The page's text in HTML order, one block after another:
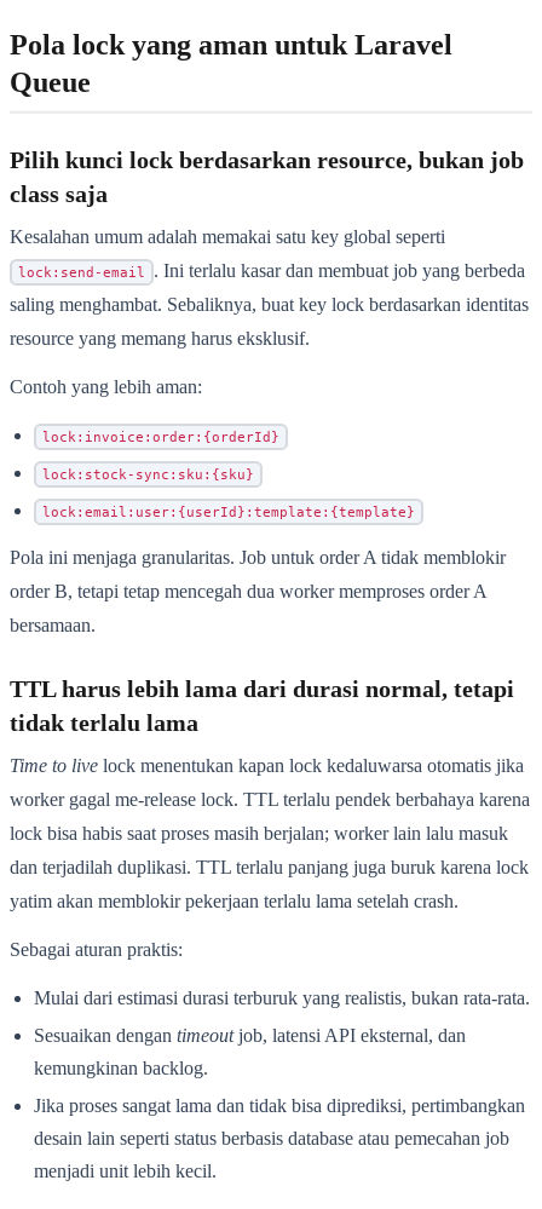
Pola lock yang aman untuk Laravel
Queue
Pilih kunci lock berdasarkan resource, bukan job
class saja
Kesalahan umum adalah memakai satu key global seperti
lock:send-email
. Ini terlalu kasar dan membuat job yang berbeda
saling menghambat. Sebaliknya, buat key lock berdasarkan identitas
resource yang memang harus eksklusif.
Contoh yang lebih aman:
lock:invoice:order:{orderId}
lock:stock-sync:sku:{sku}
lock:email:user:{userId}:template:{template}
Pola ini menjaga granularitas. Job untuk order A tidak memblokir
order B, tetapi tetap mencegah dua worker memproses order A
bersamaan.
TTL harus lebih lama dari durasi normal, tetapi
tidak terlalu lama
Time to live lock menentukan kapan lock kedaluwarsa otomatis jika
worker gagal me-release lock. TTL terlalu pendek berbahaya karena
lock bisa habis saat proses masih berjalan; worker lain lalu masuk
dan terjadilah duplikasi. TTL terlalu panjang juga buruk karena lock
yatim akan memblokir pekerjaan terlalu lama setelah crash.
Sebagai aturan praktis:
Mulai dari estimasi durasi terburuk yang realistis, bukan rata-rata.
Sesuaikan dengan timeoutjob, latensi API eksternal, dan
kemungkinan backlog.
Jika proses sangat lama dan tidak bisa diprediksi, pertimbangkan
desain lain seperti status berbasis database atau pemecahan job
menjadi unit lebih kecil.